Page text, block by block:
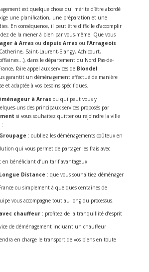
est quelque chose qui mérite d’être abordé
une planification, une préparation et une
En conséquence, il peut être difficile d’accomplir
de la mener à bien par vous-même. Que vous
à Arras ou depuis Arras ou l’Arrageois
Saint-Laurent-Blangy, Achicourt,
dans le département du Nord Pas-de-
faire appel aux services de Blondel
garantit un déménagement effectué de manière
et adaptée à vos besoins spécifiques.
à Arras ou qui peut vous y
uns des principaux services proposés par
si vous souhaitez quitter ou rejoindre la ville
:
: oubliez les déménagements coûteux en
qui vous permet de partager les frais avec
en bénéficiant d’un tarif avantageux.
Distance : que vous souhaitiez déménager
ou simplement à quelques centaines de
vous accompagne tout au long du processus.
chauffeur: profitez de la tranquillité d’esprit
de déménagement incluant un chauffeur
en charge le transport de vos biens en toute